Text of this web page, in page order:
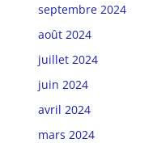
septembre 2024
août 2024
juillet 2024
juin 2024
avril 2024
mars 2024